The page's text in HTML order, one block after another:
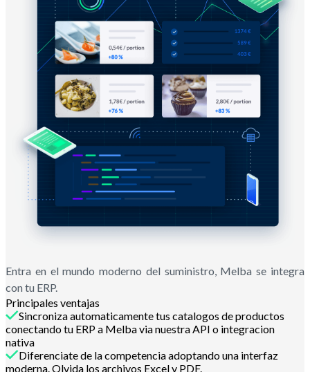
Entra en el mundo moderno del suministro, Melba se integra
con tu ERP.
Principales ventajas
Sincroniza automaticamente tus catalogos de productos
conectando tu ERP a Melba via nuestra API o integracion
nativa
Diferenciate de la competencia adoptando una interfaz
moderna. Olvida los archivos Excel y PDF.